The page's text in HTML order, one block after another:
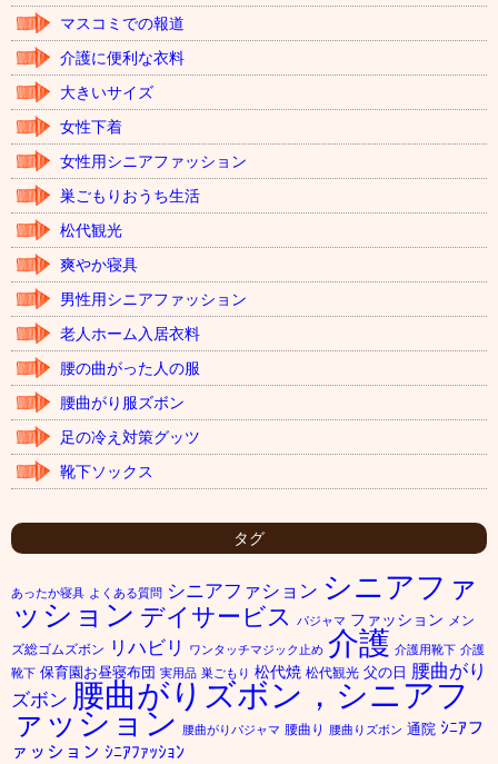
マスコミでの報道
介護に便利な衣料
大きいサイズ
女性下着
女性用シニアファッション
巣ごもりおうち生活
松代観光
爽やか寝具
男性用シニアファッション
老人ホーム入居衣料
腰の曲がった人の服
腰曲がり服ズボン
足の冷え対策グッツ
靴下ソックス
タグ
あったか寝具 よくある質問 シニアファション シニアファ
ッション デイサービス パジャマ ファッション メン
ズ総ゴムズボン
リハビリ ワンタッチマジック止め 介護 介護用靴下 介護
靴下 保育園お昼寝布団 実用品 巣ごもり 松代焼 松代観光 父の日 腰曲がり
ズボン 腰曲がりズボン，シニアフ
ァッション 腰曲がりパジャマ 腰曲り 腰曲りズボン 通院 ｼﾆｱフ
ァッション ｼﾆｱﾌｧｯｼｮﾝ